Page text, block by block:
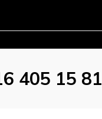
405 15 81